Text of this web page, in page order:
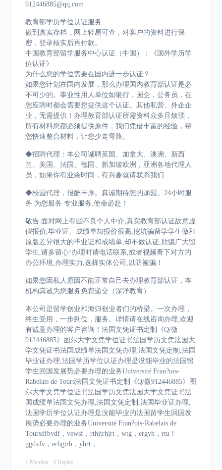
912446885@qq.com
教育部学历学位认证服务:
做到真实存档，网上轻易可查，对客户的资料进行保
密，登录核实后再付款。
中国教育部留学服务中心认证（中国）：《国外学历学
位认证》
为什么您的学位需要在国内进一步认证？
如果您计划在国内发展，那么办理国内教育部认证是必
不可少的。事业性用人单位如银行，国企，公务员，在
您应聘时都会需要您提供这个认证。其他私营、外企企
业，无需提供！办理教育部认证所需资料众多且烦琐，
所有材料您都必须提供原件，我们凭借丰富的经验，帮
您快速整合材料，让您少走弯路。
◆招聘代理：本公司诚聘英国、加拿大、澳洲、新西
兰、美国、法国、德国、新加坡欧洲，亚洲各地代理人
员，如果你有业余时间，有兴趣就请联系我们
◆校园代理，报酬丰厚。真诚期待您的加盟。24小时服
务 为您服务 专业服务,使命必赴！
敬告:面对网上有些不良个人中介,真实教育部认证故意虚
假报价,毕业证、成绩单却报价很高,挖坑骗留学学生做和
原版差异很大的毕业证和成绩单,却不做认证,欺骗广大留
学生,请多留心!办理时请电话联系,或者视频看下对方的
办公环境,办理实力,选择实体公司,以防被骗！
如果您因私人原因不能正常自己去办理教育部认证，本
机构真诚为您服务免费递交（深洋教育）
本公司是留学创业和海归创业者们的桥梁。一次办理，
终生受用，一步到位，服务。详情请在线咨询办理,欢迎
有诚意办理的客户咨询！法国文凭证书定制《Q/微
912446885》图尔大学文凭学位证书法国学历文凭法国大
学文凭证书法国成绩单法国文凭办理,法国文凭定制,法国
毕业证办理,法国学历学位认证办理是没能毕业的法国留
学生回国发展势必要办理的业务Université Fran?ois-
Rabelais de Tours法国文凭证书定制《Q/微912446885》图
尔大学文凭学位证书法国学历文凭法国大学文凭证书法
国成绩单法国文凭办理,法国文凭定制,法国毕业证办理,
法国学历学位认证办理是没能毕业的法国留学生回国发
展势必要办理的业务Université Fran?ois-Rabelais de
Toursdfbvdf，vewsf，rthjtrhjrt，wtg，ergyh，rtu！
ggdxfv，erhgtrh，yhrt，
1 Member · 0 Replies